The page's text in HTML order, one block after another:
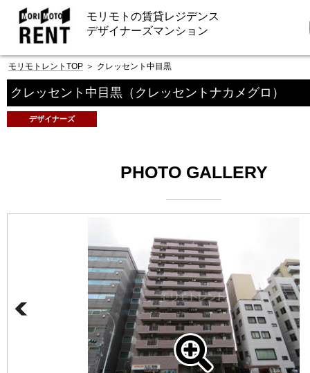
モリモトの賃貸レジデンス
デザイナーズマンション
モリモトレントTOP ＞ クレッセント中目黒
クレッセント中目黒 （クレッセントナカメグロ）
デザイナーズ
PHOTO GALLERY